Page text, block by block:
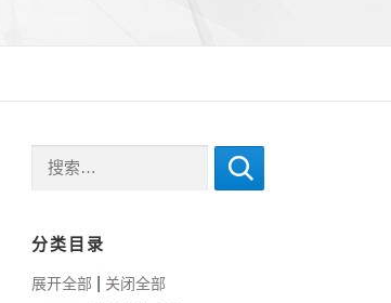
搜索：
分类目录
展开全部
关闭全部